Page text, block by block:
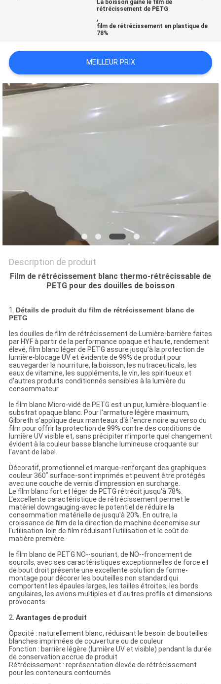
DEMANDEZ
UNE
CITATION
DU
POLITIQUE
DE
CONFIDENTIALITÉ
La boisson gaine le film de
rétrécissement de PETG
,
film de rétrécissement en plastique de
78%
MEILLEUR PRIX
Description de produit
Film de rétrécissement blanc thermo-rétrécissable de
PETG pour des douilles de boisson
1. Détails de produit du film de rétrécissement blanc de
PETG
les douilles de film de rétrécissement de Lumière-barrière faites
par HYF à partir de la performance opaque et haute, rendement
élevé, film blanc léger de PETG assure jusqu'à la protection de
lumière-blocage UV et évidente de 99% de produit pour
sauvegarder la nourriture, la boisson, les nutraceuticals, les
eaux de vitamine, les suppléments, le vin, les spiritueux et
d'autres produits conditionnés sensibles à la lumière du
consommateur.
le film blanc Micro-vidé de PETG est un pur, lumière-bloquant le
substrat opaque blanc. Pour l'armature légère maximum,
Gilbreth s'applique deux manteaux d'à l'encre noire au verso du
film pour offrir la protection de 99% contre des conditions de
lumière UV visible et, sans précipiter n'importe quel changement
évident à la couleur basse blanche lumineuse croquante sur
l'avant de label.
Décoratif, promotionnel et marque-renforçant des graphiques
couleur 360˚ surface-sont imprimés et peuvent être protégés
avec une couche de vernis d'impression en surcharge.
Le film blanc fort et léger de PETG rétrécit jusqu'à 78%.
L'excellente caractéristique de rétrécissement permet le
matériel downgauging-avec le potentiel de réduire la
consommation matérielle de jusqu'à 20%. En outre, la
croissance de film de la direction de machine économise sur
l'utilisation-loin de film réduisant l'utilisation et le coût de
matière première.
le film blanc de PETG NO--souriant, de NO--froncement de
sourcils, avec ses caractéristiques exceptionnelles de force et
de bout droit présente une excellente solution de forme-
montage pour décorer les bouteilles non standard qui
comportent les épaules larges, les tailles étroites, les bords
angulaires, les avions multiples et d'autres profils et dimensions
provocants.
2. Avantages de produit
Opacité : naturellement blanc, réduisant le besoin de bouteilles
blanches imprimées de couverture ou de couleur
Fonction : barrière légère (lumière UV et visible) pendant la durée
de conservation accrue de produit
Rétrécissement : représentation élevée de rétrécissement
pour les conteneurs contournés